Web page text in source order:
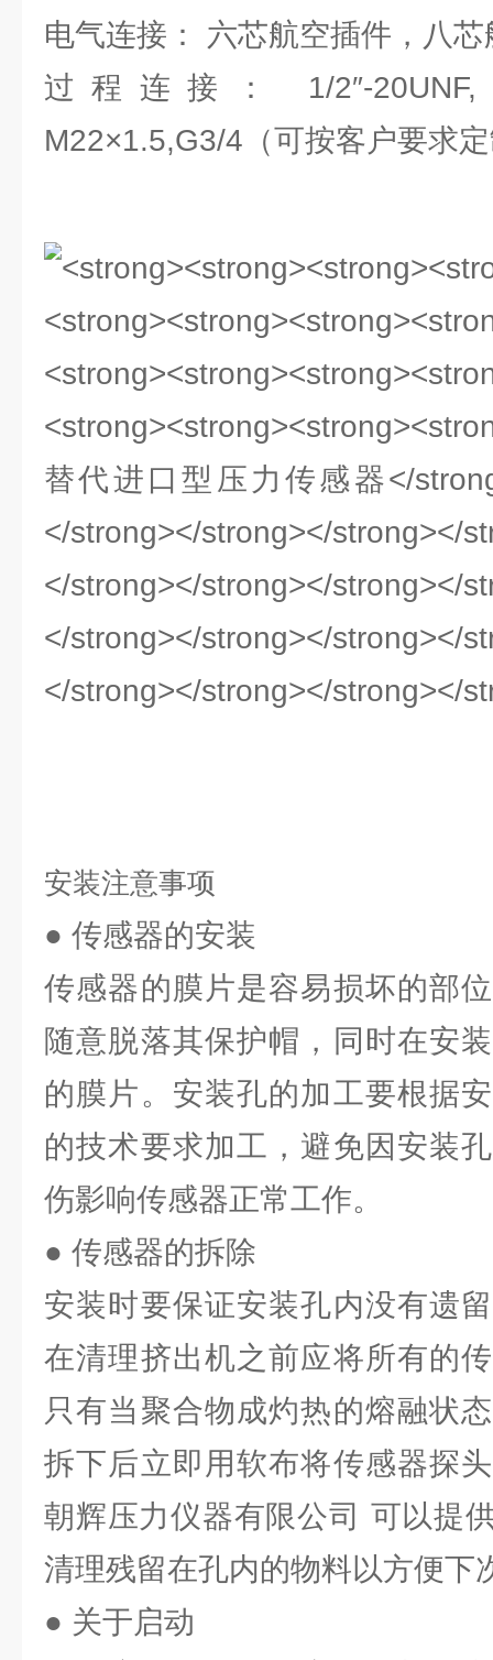
电气连接： 六芯航空插件，八
过程连接： 1/2″-20UNF,
M22×1.5,G3/4（可按客户要求
安装注意事项
● 传感器的安装
传感器的膜片是容易损坏的部
随意脱落其保护帽，同时在安
的膜片。安装孔的加工要根据
的技术要求加工，避免因安装
伤影响传感器正常工作。
● 传感器的拆除
安装时要保证安装孔内没有遗
在清理挤出机之前应将所有的
只有当聚合物成灼热的熔融状
拆下后立即用软布将传感器探
朝辉压力仪器有限公司 可以提
清理残留在孔内的物料以方便下
● 关于启动